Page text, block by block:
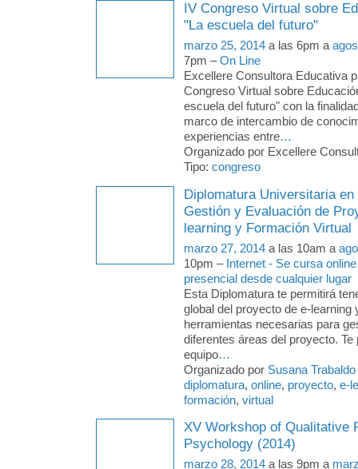
IV Congreso Virtual sobre
"La escuela del futuro"
marzo 25, 2014 a las 6pm a
7pm –On Line
Excellere Consultora Educativa
Congreso Virtual sobre
escuela del futuro" con la
marco de intercambio de
experiencias entre…
Organizado por Excellere
Tipo: congreso
Diplomatura Universitaria en
Gestión y Evaluación de
learning y Formación Virtual
marzo 27, 2014 a las 10am a
10pm – Internet - Se cursa
presencial desde cualquier lugar
Esta Diplomatura te permitirá
global del proyecto de e-learning
herramientas necesarias para
diferentes áreas del proyecto. Te
equipo…
Organizado por Susana Trabaldo
diplomatura, online, proyecto, e-
formación, virtual
XV Workshop of Qualitative
Psychology (2014)
marzo 28, 2014 a las 9pm a